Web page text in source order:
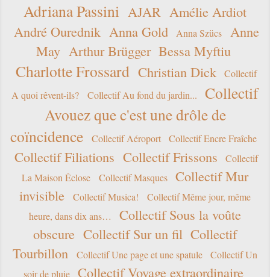
Adriana Passini AJAR Amélie Ardiot
André Ourednik Anna Gold Anna Szücs
Anne
May Arthur Brügger Bessa Myftiu
Charlotte Frossard Christian Dick
Collectif
A quoi rêvent-ils?
Collectif Au fond du jardin...
Collectif
Avouez que c'est une drôle de
coïncidence
Collectif Aéroport Collectif Encre Fraîche
Collectif Filiations Collectif Frissons
Collectif
La Maison Éclose
Collectif Masques
Collectif Mur
invisible
Collectif Musica!
Collectif Même jour, même
heure, dans dix ans…
Collectif Sous la voûte
obscure Collectif Sur un fil Collectif
Tourbillon
Collectif Une page et une spatule
Collectif Un
soir de pluie
Collectif Voyage extraordinaire